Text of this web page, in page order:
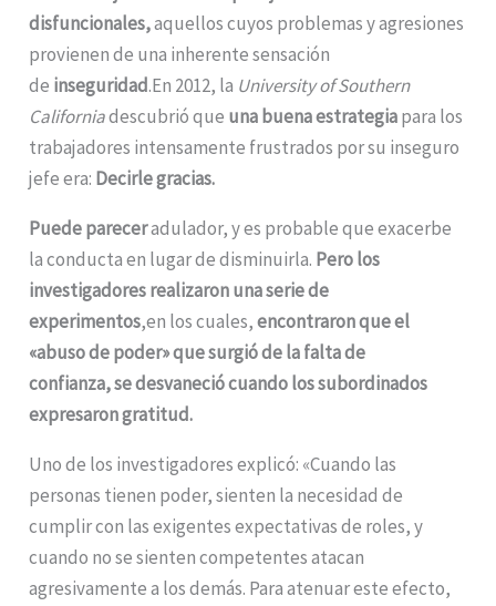
disfuncionales,aquellos cuyos problemas y agresiones
provienen de una inherente sensación
de inseguridad.En 2012, la University of Southern
Californiadescubrió que una buena estrategiapara los
trabajadores intensamente frustrados por su inseguro
jefe era: Decirle gracias.
Puede pareceradulador, y es probable que exacerbe
la conducta en lugar de disminuirla. Pero los
investigadores realizaron una serie de
experimentos,en los cuales,encontraron que el
«abuso de poder» que surgió de la falta de
confianza, se desvaneció cuando los subordinados
expresaron gratitud.
Uno de los investigadores explicó: «Cuando las
personas tienen poder, sienten la necesidad de
cumplir con las exigentes expectativas de roles, y
cuando no se sienten competentes atacan
agresivamente a los demás. Para atenuar este efecto,